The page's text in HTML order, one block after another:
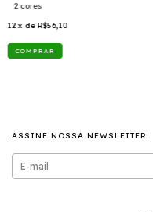
2 cores
12 x de R$56,10
COMPRAR
ASSINE NOSSA NEWSLETTER